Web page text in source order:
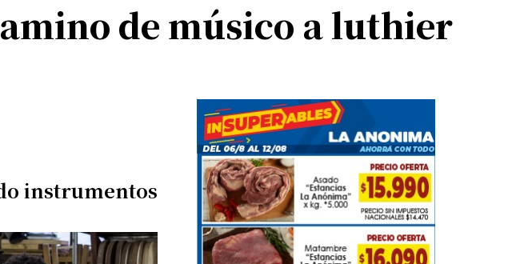
de músico a luthier
instrumentos